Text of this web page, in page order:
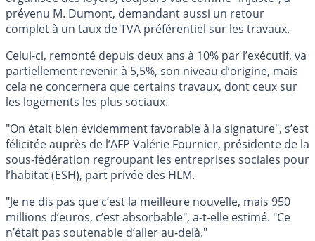
prévenu M. Dumont, demandant aussi un retour
complet à un taux de TVA préférentiel sur les travaux.
Celui-ci, remonté depuis deux ans à 10% par l’exécutif, va
partiellement revenir à 5,5%, son niveau d’origine, mais
cela ne concernera que certains travaux, dont ceux sur
les logements les plus sociaux.
"On était bien évidemment favorable à la signature", s’est
félicitée auprès de l’AFP Valérie Fournier, présidente de la
sous-fédération regroupant les entreprises sociales pour
l’habitat (ESH), part privée des HLM.
"Je ne dis pas que c’est la meilleure nouvelle, mais 950
millions d’euros, c’est absorbable", a-t-elle estimé. "Ce
n’était pas soutenable d’aller au-delà."